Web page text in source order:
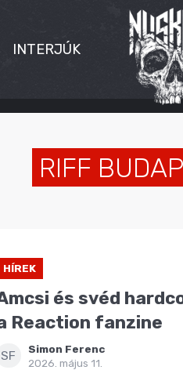
INTERJÚK
RIFF
HÍREK
és svéd
Reaction fanzine
SF
Simon Ferenc
2026. május 11.